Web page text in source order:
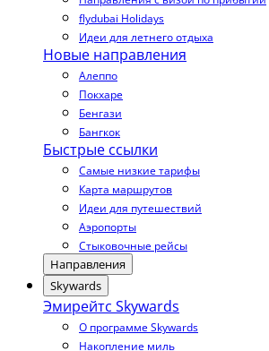
flydubai Holidays
Идеи для летнего отдыха
Новые направления
Алеппо
Покхаре
Бенгази
Бангкок
Быстрые ссылки
Самые низкие тарифы
Карта маршрутов
Идеи для путешествий
Аэропорты
Стыковочные рейсы
Направления
Skywards
Эмирейтс Skywards
О программе Skywards
Накопление миль